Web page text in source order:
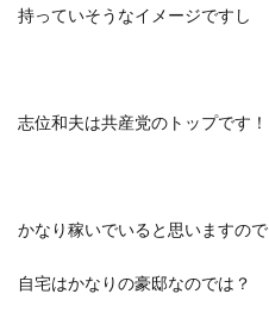
持っていそうなイメージですし
志位和夫は共産党のトップです！
かなり稼いでいると思いますので
自宅はかなりの豪邸なのでは？